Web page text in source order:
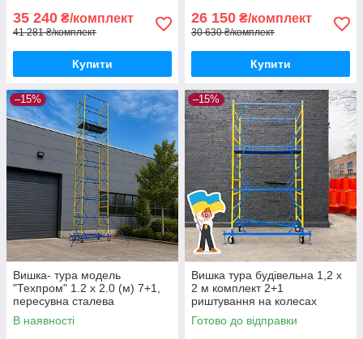
35 240 ₴/комплект
41 281 ₴/комплект
Купити
26 150 ₴/комплект
30 630 ₴/комплект
Купити
–15%
Вишка- тура модель
"Техпром" 1.2 х 2.0 (м) 7+1,
пересувна сталева
В наявності
–15%
Вишка тура будівельна 1,2 х
2 м комплект 2+1
риштування на колесах
Готово до відправки